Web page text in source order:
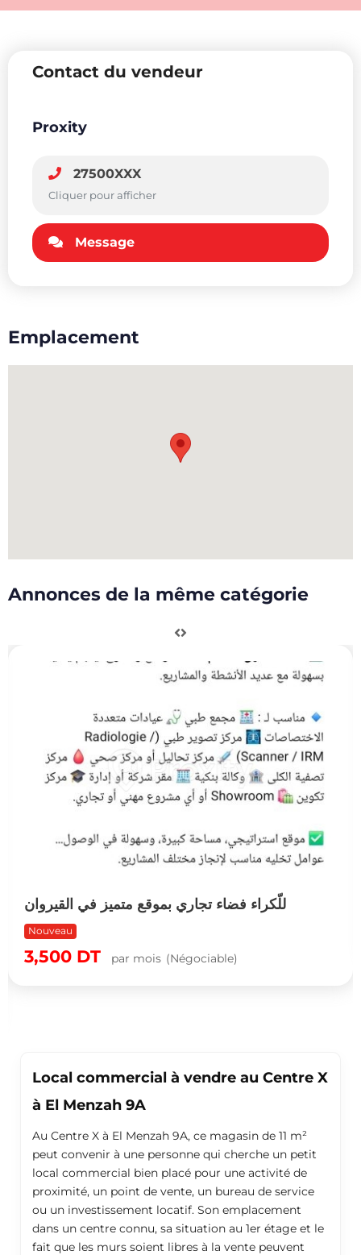
Contact du vendeur
Proxity
27500XXX
Cliquer pour afficher
Message
Emplacement
Annonces de la même catégorie
للّكراء فضاء تجاري بموقع متميز في القيروان
Nouveau
3,500 DT par mois (Négociable)
Local commercial à vendre au Centre X
à El Menzah 9A
Au Centre X à El Menzah 9A, ce magasin de 11 m²
peut convenir à une personne qui cherche un petit
local commercial bien placé pour une activité de
proximité, un point de vente, un bureau de service
ou un investissement locatif. Son emplacement
dans un centre connu, sa situation au 1er étage et le
fait que les murs soient libres à la vente peuvent